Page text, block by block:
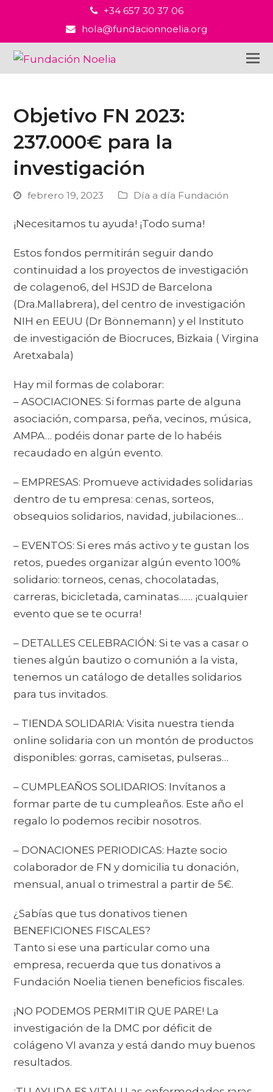
+34 657 30 37 06
hola@fundacionnoelia.org
Objetivo FN 2023:
237.000€ para la
investigación
febrero 19, 2023 Día a día Fundación
¡Necesitamos tu ayuda! ¡Todo suma!
Estos fondos permitirán seguir dando
continuidad a los proyectos de investigación
de colageno6, del HSJD de Barcelona
(Dra.Mallabrera), del centro de investigación
NIH en EEUU (Dr Bönnemann) y el Instituto
de investigación de Biocruces, Bizkaia ( Virgina
Aretxabala)
Hay mil formas de colaborar:
– ASOCIACIONES: Si formas parte de alguna
asociación, comparsa, peña, vecinos, música,
AMPA… podéis donar parte de lo habéis
recaudado en algún evento.
– EMPRESAS: Promueve actividades solidarias
dentro de tu empresa: cenas, sorteos,
obsequios solidarios, navidad, jubilaciones…
– EVENTOS: Si eres más activo y te gustan los
retos, puedes organizar algún evento 100%
solidario: torneos, cenas, chocolatadas,
carreras, bicicletada, caminatas…… ¡cualquier
evento que se te ocurra!
– DETALLES CELEBRACIÓN: Si te vas a casar o
tienes algún bautizo o comunión a la vista,
tenemos un catálogo de detalles solidarios
para tus invitados.
– TIENDA SOLIDARIA: Visita nuestra tienda
online solidaria con un montón de productos
disponibles: gorras, camisetas, pulseras…
– CUMPLEAÑOS SOLIDARIOS: Invítanos a
formar parte de tu cumpleaños. Este año el
regalo lo podemos recibir nosotros.
– DONACIONES PERIODICAS: Hazte socio
colaborador de FN y domicilia tu donación,
mensual, anual o trimestral a partir de 5€.
¿Sabías que tus donativos tienen
BENEFICIONES FISCALES?
Tanto si ese una particular como una
empresa, recuerda que tus donativos a
Fundación Noelia tienen beneficios fiscales.
¡NO PODEMOS PERMITIR QUE PARE! La
investigación de la DMC por déficit de
colágeno VI avanza y está dando muy buenos
resultados.